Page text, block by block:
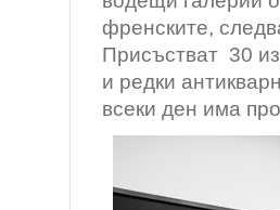
френските,
Присъстват 30
и редки
всеки ден има